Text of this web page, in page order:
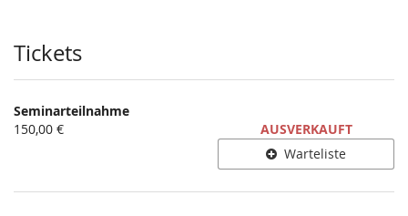
Produkte
Tickets
Seminarteilnahme
150,00 €
AUSVERKAUFT
Warteliste